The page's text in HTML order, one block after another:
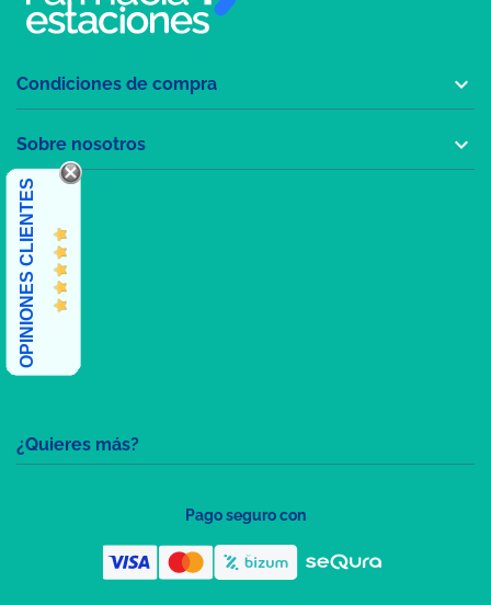
¿Quieres más?
Condiciones de compra 
Sobre nosotros 
OPINIONES CLIENTES
Pago seguro con